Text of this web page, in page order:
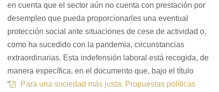
en cuenta que el sector aún no cuenta con prestación por
desempleo que pueda proporcionarles una eventual
protección social ante situaciones de cese de actividad o,
como ha sucedido con la pandemia, circunstancias
extraordinarias. Esta indefensión laboral está recogida, de
manera específica, en el documento que, bajo el título
“
Para una sociedad más justa. Propuestas políticas